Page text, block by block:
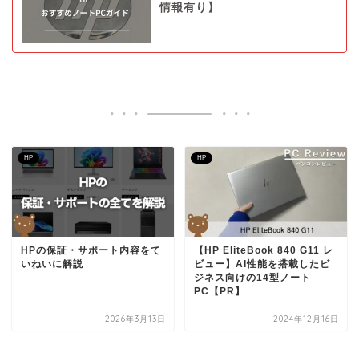
情報有り】
HP
HPの保証・サポート内容をて
いねいに解説
2026年3月13日
HP
【HP EliteBook 840 G11 レ
ビュー】AI性能を搭載したビ
ジネス向けの14型ノート
PC【PR】
2024年12月16日